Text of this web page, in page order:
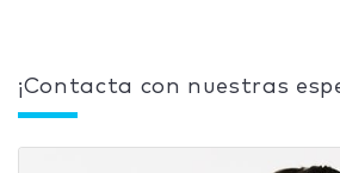
¡Contacta con nuestras